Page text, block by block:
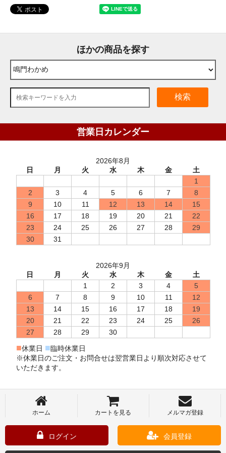
ほかの商品を探す
検索
営業日カレンダー
2026年8月
日
月 火 水 木 金
土
1
2
3 4 5 6 7
8
9
10 11 12 13 14
15
16
17 18 19 20 21
22
23
24 25 26 27 28
29
30
31
2026年9月
日
月 火 水 木 金
土
1
2 3 4
5
6
7 8 9 10 11
12
13
14 15 16 17 18
19
20
21 22 23 24 25
26
27
28 29 30
■休業日 ■臨時休業日
※休業日のご注文・お問合せは翌営業日より順次対応させて
いただきます。
ホーム カートを見る メルマガ登録
ログイン 会員登録